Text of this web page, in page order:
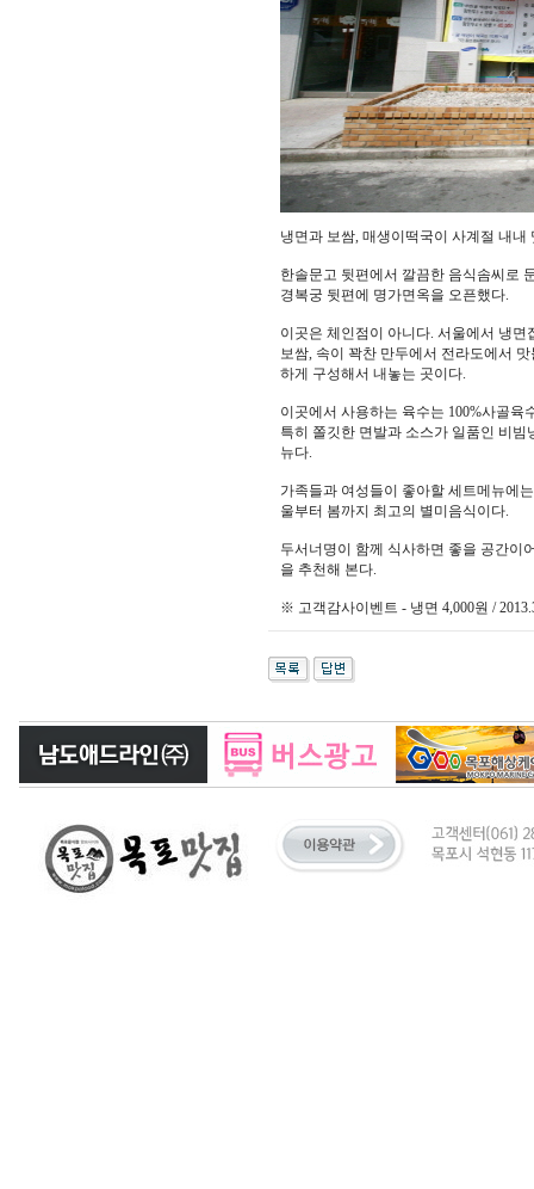
냉면과 보쌈, 매생이떡국이 사계절 내내
한솔문고 뒷편에서 깔끔한 음식솜씨로
경복궁 뒷편에 명가면옥을 오픈했다.
이곳은 체인점이 아니다. 서울에서 냉
보쌈, 속이 꽉찬 만두에서 전라도에서
하게 구성해서 내놓는 곳이다.
이곳에서 사용하는 육수는 100%사골
특히 쫄깃한 면발과 소스가 일품인 비
뉴다.
가족들과 여성들이 좋아할 세트메뉴에
울부터 봄까지 최고의 별미음식이다.
두서너명이 함께 식사하면 좋을 공간이
을 추천해 본다.
※ 고객감사이벤트 - 냉면 4,000원 /